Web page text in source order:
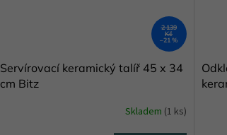
2 139
Kč
–21 %
Servírovací keramický talíř 45 x 34
cm Bitz
Skladem (1 ks)